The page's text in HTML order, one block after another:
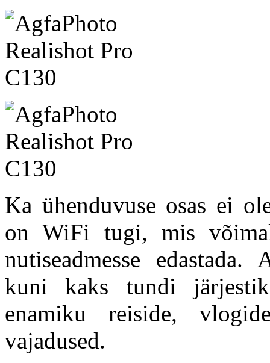
Ka ühenduvuse osas ei
on WiFi tugi, mis
nutiseadmesse
kuni kaks tundi
enamiku reiside,
vajadused.